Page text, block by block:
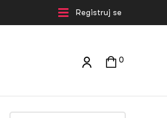
Registruj se
0